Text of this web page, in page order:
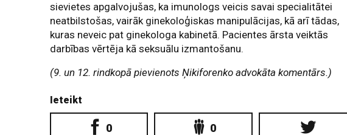
sievietes apgalvojušas, ka imunologs veicis savai specialitātei
neatbilstošas, vairāk ginekoloģiskas manipulācijas, kā arī tādas,
kuras neveic pat ginekologa kabinetā. Pacientes ārsta veiktās
darbības vērtēja kā seksuālu izmantošanu.
(9. un 12. rindkopā pievienots Ņikiforenko advokāta komentārs.)
Ieteikt
0 0